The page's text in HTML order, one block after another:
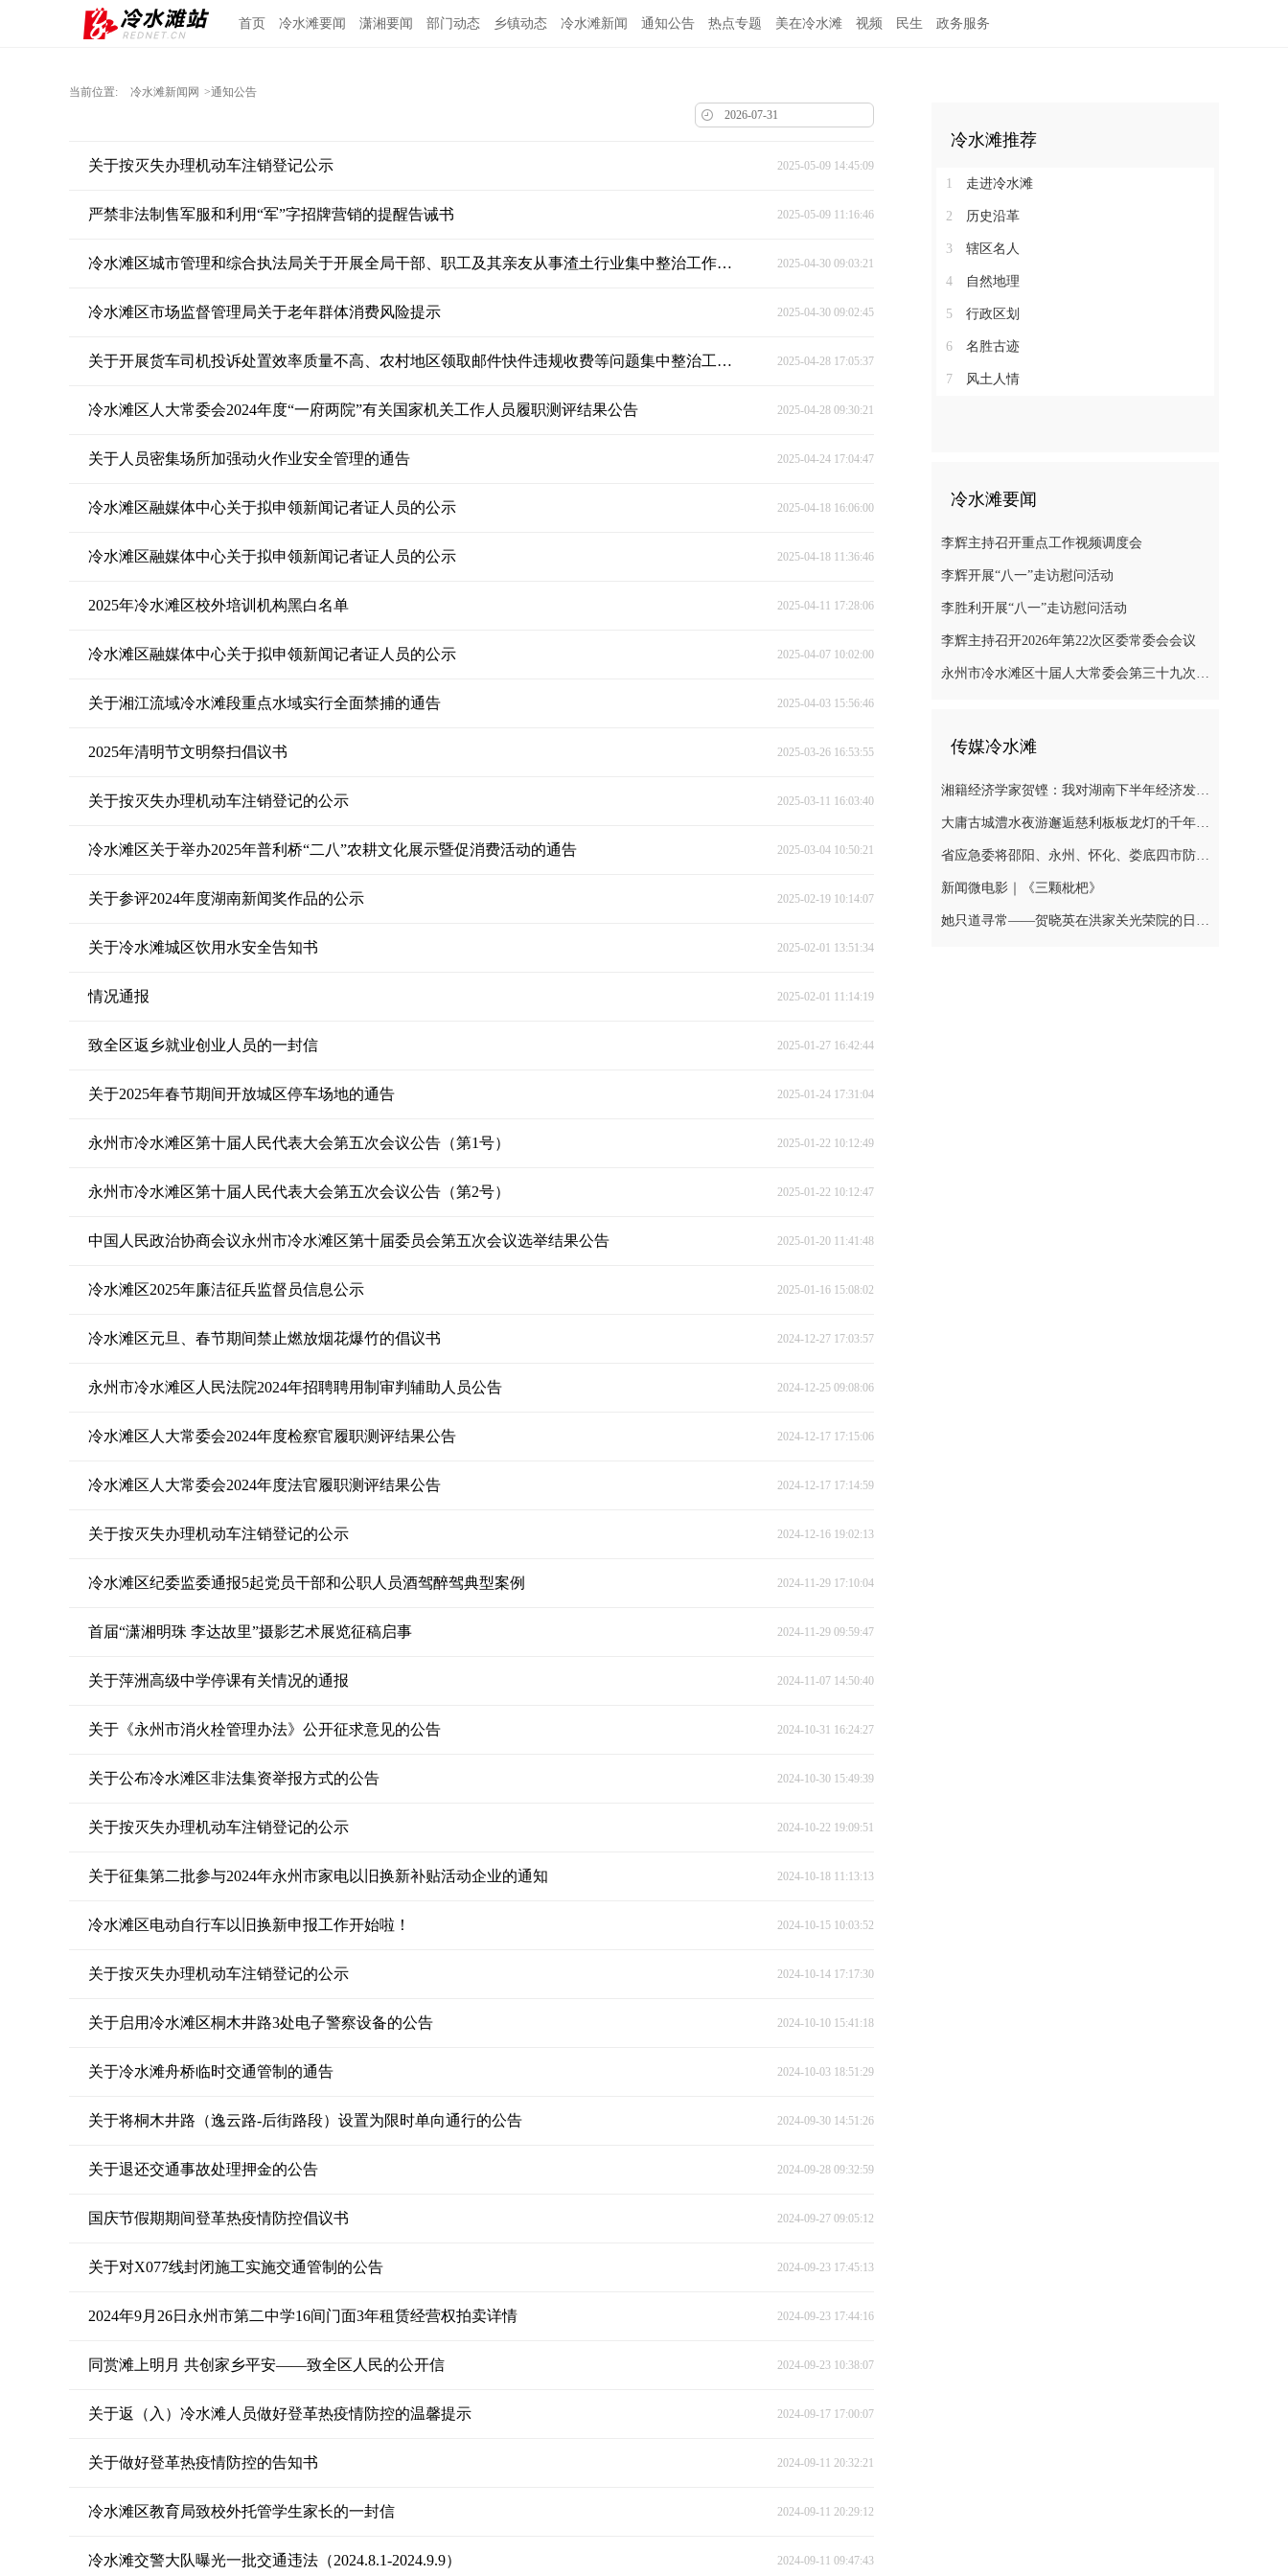
首页 冷水滩要闻 潇湘要闻 部门动态 乡镇动态 冷水滩新闻 通知公告 热点专题 美在冷水滩 视频 民生 政务服务
当前位置: 冷水滩新闻网 >通知公告
关于按灭失办理机动车注销登记公示 2025-05-09 14:45:09
严禁非法制售军服和利用“军”字招牌营销的提醒告诫书 2025-05-09 11:16:46
冷水滩区城市管理和综合执法局关于开展全局干部、职工及其亲友从事渣土行业集中整治工作的公告 2025-04-30 09:03:21
冷水滩区市场监督管理局关于老年群体消费风险提示 2025-04-30 09:02:45
关于开展货车司机投诉处置效率质量不高、农村地区领取邮件快件违规收费等问题集中整治工作的公告 2025-04-28 17:05:37
冷水滩区人大常委会2024年度“一府两院”有关国家机关工作人员履职测评结果公告 2025-04-28 09:30:21
关于人员密集场所加强动火作业安全管理的通告 2025-04-24 17:04:47
冷水滩区融媒体中心关于拟申领新闻记者证人员的公示 2025-04-18 16:06:00
冷水滩区融媒体中心关于拟申领新闻记者证人员的公示 2025-04-18 11:36:46
2025年冷水滩区校外培训机构黑白名单 2025-04-11 17:28:06
冷水滩区融媒体中心关于拟申领新闻记者证人员的公示 2025-04-07 10:02:00
关于湘江流域冷水滩段重点水域实行全面禁捕的通告 2025-04-03 15:56:46
2025年清明节文明祭扫倡议书 2025-03-26 16:53:55
关于按灭失办理机动车注销登记的公示 2025-03-11 16:03:40
冷水滩区关于举办2025年普利桥“二八”农耕文化展示暨促消费活动的通告 2025-03-04 10:50:21
关于参评2024年度湖南新闻奖作品的公示 2025-02-19 10:14:07
关于冷水滩城区饮用水安全告知书 2025-02-01 13:51:34
情况通报 2025-02-01 11:14:19
致全区返乡就业创业人员的一封信 2025-01-27 16:42:44
关于2025年春节期间开放城区停车场地的通告 2025-01-24 17:31:04
永州市冷水滩区第十届人民代表大会第五次会议公告（第1号） 2025-01-22 10:12:49
永州市冷水滩区第十届人民代表大会第五次会议公告（第2号） 2025-01-22 10:12:47
中国人民政治协商会议永州市冷水滩区第十届委员会第五次会议选举结果公告 2025-01-20 11:41:48
冷水滩区2025年廉洁征兵监督员信息公示 2025-01-16 15:08:02
冷水滩区元旦、春节期间禁止燃放烟花爆竹的倡议书 2024-12-27 17:03:57
永州市冷水滩区人民法院2024年招聘聘用制审判辅助人员公告 2024-12-25 09:08:06
冷水滩区人大常委会2024年度检察官履职测评结果公告 2024-12-17 17:15:06
冷水滩区人大常委会2024年度法官履职测评结果公告 2024-12-17 17:14:59
关于按灭失办理机动车注销登记的公示 2024-12-16 19:02:13
冷水滩区纪委监委通报5起党员干部和公职人员酒驾醉驾典型案例 2024-11-29 17:10:04
首届“潇湘明珠 李达故里”摄影艺术展览征稿启事 2024-11-29 09:59:47
关于萍洲高级中学停课有关情况的通报 2024-11-07 14:50:40
关于《永州市消火栓管理办法》公开征求意见的公告 2024-10-31 16:24:27
关于公布冷水滩区非法集资举报方式的公告 2024-10-30 15:49:39
关于按灭失办理机动车注销登记的公示 2024-10-22 19:09:51
关于征集第二批参与2024年永州市家电以旧换新补贴活动企业的通知 2024-10-18 11:13:13
冷水滩区电动自行车以旧换新申报工作开始啦！ 2024-10-15 10:03:52
关于按灭失办理机动车注销登记的公示 2024-10-14 17:17:30
关于启用冷水滩区桐木井路3处电子警察设备的公告 2024-10-10 15:41:18
关于冷水滩舟桥临时交通管制的通告 2024-10-03 18:51:29
关于将桐木井路（逸云路-后街路段）设置为限时单向通行的公告 2024-09-30 14:51:26
关于退还交通事故处理押金的公告 2024-09-28 09:32:59
国庆节假期期间登革热疫情防控倡议书 2024-09-27 09:05:12
关于对X077线封闭施工实施交通管制的公告 2024-09-23 17:45:13
2024年9月26日永州市第二中学16间门面3年租赁经营权拍卖详情 2024-09-23 17:44:16
同赏滩上明月 共创家乡平安——致全区人民的公开信 2024-09-23 10:38:07
关于返（入）冷水滩人员做好登革热疫情防控的温馨提示 2024-09-17 17:00:07
关于做好登革热疫情防控的告知书 2024-09-11 20:32:21
冷水滩区教育局致校外托管学生家长的一封信 2024-09-11 20:29:12
冷水滩交警大队曝光一批交通违法（2024.8.1-2024.9.9） 2024-09-11 09:47:43
冷水滩推荐
1 走进冷水滩
2 历史沿革
3 辖区名人
4 自然地理
5 行政区划
6 名胜古迹
7 风土人情
冷水滩要闻
李辉主持召开重点工作视频调度会
李辉开展“八一”走访慰问活动
李胜利开展“八一”走访慰问活动
李辉主持召开2026年第22次区委常委会会议
永州市冷水滩区十届人大常委会第三十九次会议召开
传媒冷水滩
湘籍经济学家贺铿：我对湖南下半年经济发展有信心
大庸古城澧水夜游邂逅慈利板板龙灯的千年浪漫
省应急委将邵阳、永州、怀化、娄底四市防汛抗灾应急响应提升至三级
新闻微电影｜《三颗枇杷》
她只道寻常——贺晓英在洪家关光荣院的日与夜